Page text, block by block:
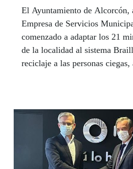
El Ayuntamiento de Alcorcón,
Empresa de Servicios
comenzado a adaptar los 21
de la localidad al sistema
reciclaje a las personas ciegas,